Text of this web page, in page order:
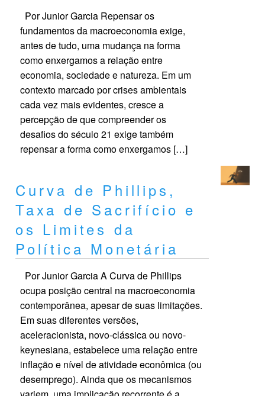
Por Junior Garcia Repensar os
fundamentos da macroeconomia exige,
antes de tudo, uma mudança na forma
como enxergamos a relação entre
economia, sociedade e natureza. Em um
contexto marcado por crises ambientais
cada vez mais evidentes, cresce a
percepção de que compreender os
desafios do século 21 exige também
repensar a forma como enxergamos […]
Curva de Phillips,
Taxa de Sacrifício e
os Limites da
Política Monetária
Por Junior Garcia A Curva de Phillips
ocupa posição central na macroeconomia
contemporânea, apesar de suas limitações.
Em suas diferentes versões,
aceleracionista, novo-clássica ou novo-
keynesiana, estabelece uma relação entre
inflação e nível de atividade econômica (ou
desemprego). Ainda que os mecanismos